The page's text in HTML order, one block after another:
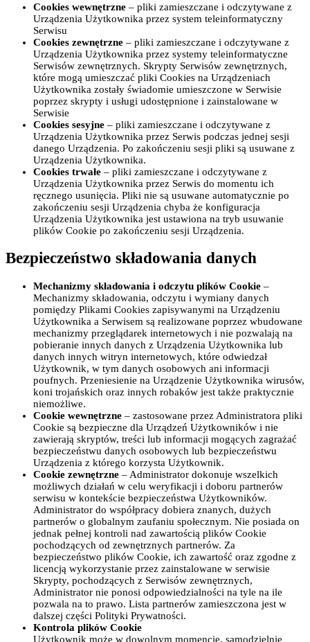
Cookies wewnętrzne – pliki zamieszczane i odczytywane z
Urządzenia Użytkownika przez system teleinformatyczny
Serwisu
Cookies zewnętrzne – pliki zamieszczane i odczytywane z
Urządzenia Użytkownika przez systemy teleinformatyczne
Serwisów zewnętrznych. Skrypty Serwisów zewnętrznych,
które mogą umieszczać pliki Cookies na Urządzeniach
Użytkownika zostały świadomie umieszczone w Serwisie
poprzez skrypty i usługi udostępnione i zainstalowane w
Serwisie
Cookies sesyjne – pliki zamieszczane i odczytywane z
Urządzenia Użytkownika przez Serwis podczas jednej sesji
danego Urządzenia. Po zakończeniu sesji pliki są usuwane z
Urządzenia Użytkownika.
Cookies trwałe – pliki zamieszczane i odczytywane z
Urządzenia Użytkownika przez Serwis do momentu ich
ręcznego usunięcia. Pliki nie są usuwane automatycznie po
zakończeniu sesji Urządzenia chyba że konfiguracja
Urządzenia Użytkownika jest ustawiona na tryb usuwanie
plików Cookie po zakończeniu sesji Urządzenia.
Bezpieczeństwo składowania danych
Mechanizmy składowania i odczytu plików Cookie –
Mechanizmy składowania, odczytu i wymiany danych
pomiędzy Plikami Cookies zapisywanymi na Urządzeniu
Użytkownika a Serwisem są realizowane poprzez wbudowane
mechanizmy przeglądarek internetowych i nie pozwalają na
pobieranie innych danych z Urządzenia Użytkownika lub
danych innych witryn internetowych, które odwiedzał
Użytkownik, w tym danych osobowych ani informacji
poufnych. Przeniesienie na Urządzenie Użytkownika wirusów,
koni trojańskich oraz innych robaków jest także praktycznie
niemożliwe.
Cookie wewnętrzne – zastosowane przez Administratora pliki
Cookie są bezpieczne dla Urządzeń Użytkowników i nie
zawierają skryptów, treści lub informacji mogących zagrażać
bezpieczeństwu danych osobowych lub bezpieczeństwu
Urządzenia z którego korzysta Użytkownik.
Cookie zewnętrzne – Administrator dokonuje wszelkich
możliwych działań w celu weryfikacji i doboru partnerów
serwisu w kontekście bezpieczeństwa Użytkowników.
Administrator do współpracy dobiera znanych, dużych
partnerów o globalnym zaufaniu społecznym. Nie posiada on
jednak pełnej kontroli nad zawartością plików Cookie
pochodzących od zewnętrznych partnerów. Za
bezpieczeństwo plików Cookie, ich zawartość oraz zgodne z
licencją wykorzystanie przez zainstalowane w serwisie
Skrypty, pochodzących z Serwisów zewnętrznych,
Administrator nie ponosi odpowiedzialności na tyle na ile
pozwala na to prawo. Lista partnerów zamieszczona jest w
dalszej części Polityki Prywatności.
Kontrola plików Cookie
Użytkownik może w dowolnym momencie, samodzielnie